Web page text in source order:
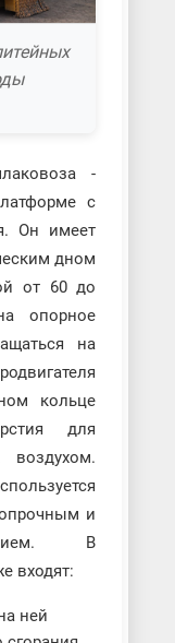
-
с
Он имеет
дном
от 60 до
опорное
на
кольце
для
воздухом.
и
В
входят:
ней